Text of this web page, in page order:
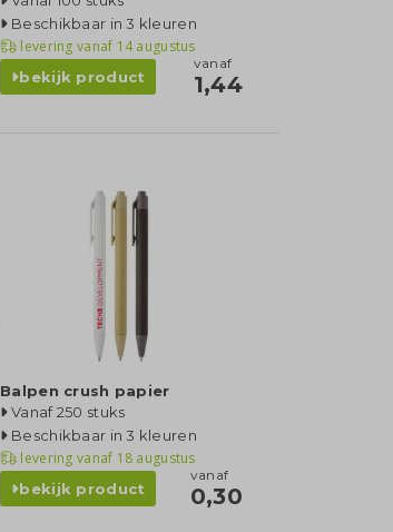
Beschikbaar in 3 kleuren
levering vanaf 14 augustus
bekijk product
vanaf
1,44
Balpen crush papier
Vanaf 250 stuks
Beschikbaar in 3 kleuren
levering vanaf 18 augustus
bekijk product
vanaf
0,30